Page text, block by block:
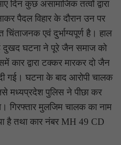
कुछ असामाजिक तत्वों द्वारा
पैदल विहार के दौरान उन पर
एवं दुर्भाग्यपूर्ण है। हाल
दुखद घटना ने पूरे जैन समाज को
कार द्वारा टक्कर मारकर दो जैन
दी गई। घटना के बाद आरोपी चालक
मध्यप्रदेश पुलिस ने पीछा कर
गिरफ्तार मुलजिम चालक का नाम
है तथा कार नंबर MH 49 CD